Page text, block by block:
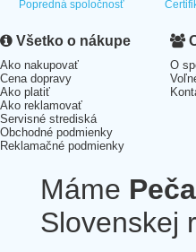
Popredná spoločnosť
Všetko o nákupe
Ako nakupovať
Cena dopravy
Ako platiť
Ako reklamovať
Servisné strediská
Obchodné podmienky
Reklamačné podmienky
O
Máme
Slovenskej